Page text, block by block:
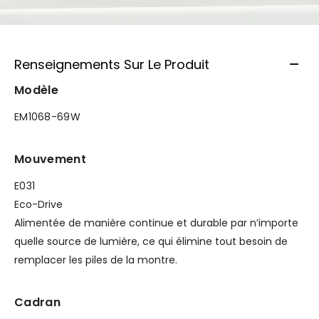
Renseignements Sur Le Produit
Modèle
EM1068-69W
Mouvement
E031
Eco-Drive
Alimentée de manière continue et durable par n’importe
quelle source de lumière, ce qui élimine tout besoin de
remplacer les piles de la montre.
Cadran